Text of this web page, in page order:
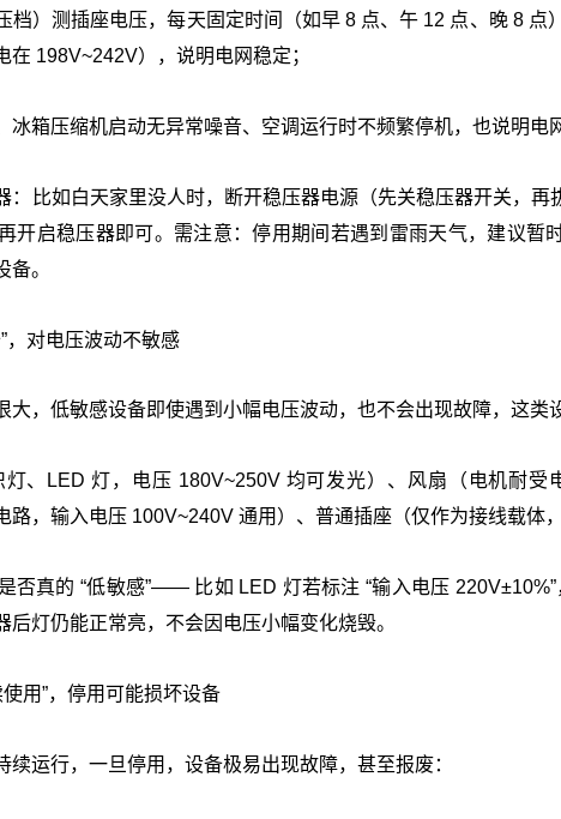
档）测插座电压，每天固定时间（如早 8 点、午 12 点、晚 8 点
198V~242V），说明电网稳定；
箱压缩机启动无异常噪音、空调运行时不频繁停机，也说明电
：比如白天家里没人时，断开稳压器电源（先关稳压器开关，
开启稳压器即可。需注意：停用期间若遇到雷雨天气，建议暂
。
，对电压波动不敏感
大，低敏感设备即使遇到小幅电压波动，也不会出现故障，这类
、LED 灯，电压 180V~250V 均可发光）、风扇（电机耐受
，输入电压 100V~240V 通用）、普通插座（仅作为接线载体
否真的 “低敏感”—— 比如 LED 灯若标注 “输入电压
后灯仍能正常亮，不会因电压小幅变化烧毁。
用”，停用可能损坏设备
运行，一旦停用，设备极易出现故障，甚至报废：